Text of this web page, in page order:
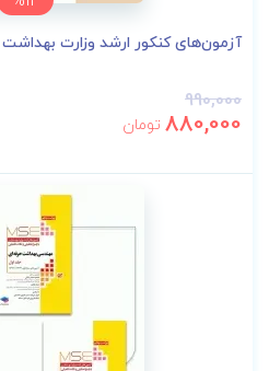
آزمون‌های کنکور ارشد وزارت بهداشت MSE روان‌شناسی ب...
990,000
880,000 تومان